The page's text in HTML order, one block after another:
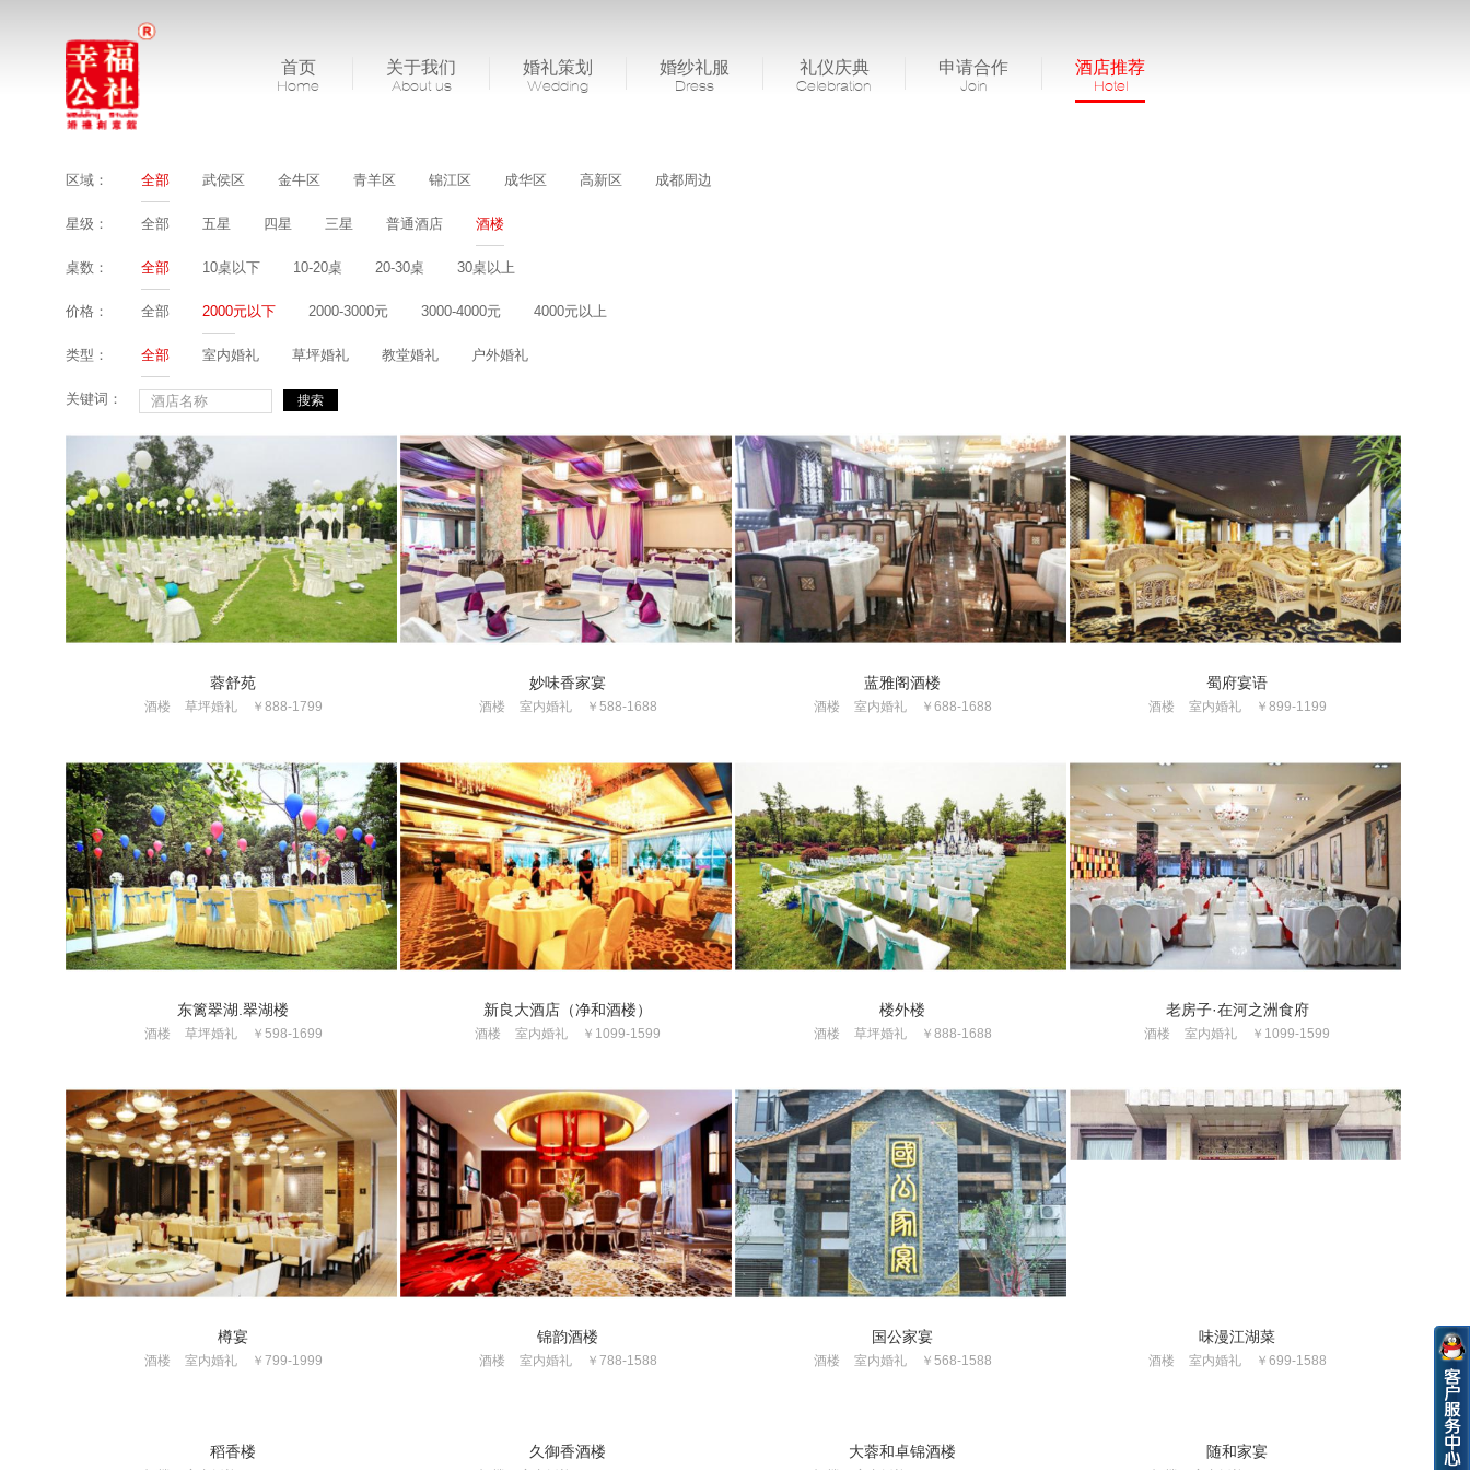
首页
Home
关于我们
About us
婚礼策划
Wedding
婚纱礼服
Dress
礼仪庆典
Celebration
申请合作
Join
酒店推荐
Hotel
区域： 全部 武侯区 金牛区 青羊区 锦江区 成华区 高新区 成都周边
星级： 全部 五星 四星 三星 普通酒店 酒楼
桌数： 全部 10桌以下 10-20桌 20-30桌 30桌以上
价格： 全部 2000元以下 2000-3000元 3000-4000元 4000元以上
类型： 全部 室内婚礼 草坪婚礼 教堂婚礼 户外婚礼
关键词：
蓉舒苑
酒楼 草坪婚礼 ￥888-1799
妙味香家宴
酒楼 室内婚礼 ￥588-1688
蓝雅阁酒楼
酒楼 室内婚礼 ￥688-1688
蜀府宴语
酒楼 室内婚礼 ￥899-1199
东篱翠湖.翠湖楼
酒楼 草坪婚礼 ￥598-1699
新良大酒店（净和酒楼）
酒楼 室内婚礼 ￥1099-1599
楼外楼
酒楼 草坪婚礼 ￥888-1688
老房子·在河之洲食府
酒楼 室内婚礼 ￥1099-1599
樽宴
酒楼 室内婚礼 ￥799-1999
锦韵酒楼
酒楼 室内婚礼 ￥788-1588
国公家宴
酒楼 室内婚礼 ￥568-1588
味漫江湖菜
酒楼 室内婚礼 ￥699-1588
大蓉和卓锦酒楼